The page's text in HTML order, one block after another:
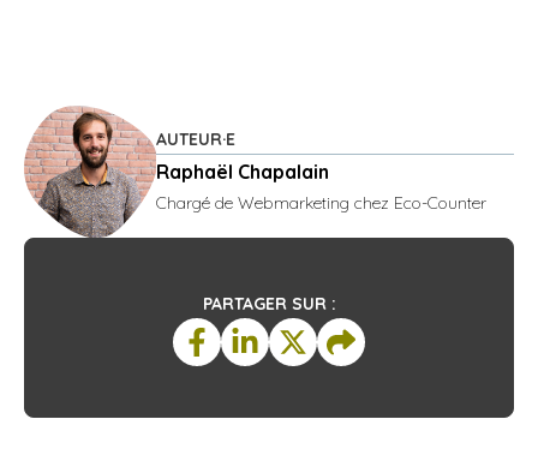
AUTEUR·E
Raphaël Chapalain
Chargé de Webmarketing chez Eco-Counter
PARTAGER SUR :